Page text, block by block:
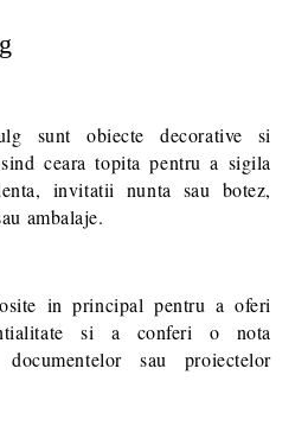
pentru stabilirea eventualelor detalii
comenzii dumneavoastra.
sunt obiecte decorative si
ceara topita pentru a sigila
invitatii nunta sau botez,
ambalaje.
in principal pentru a oferi
si a conferi o nota
sau proiectelor